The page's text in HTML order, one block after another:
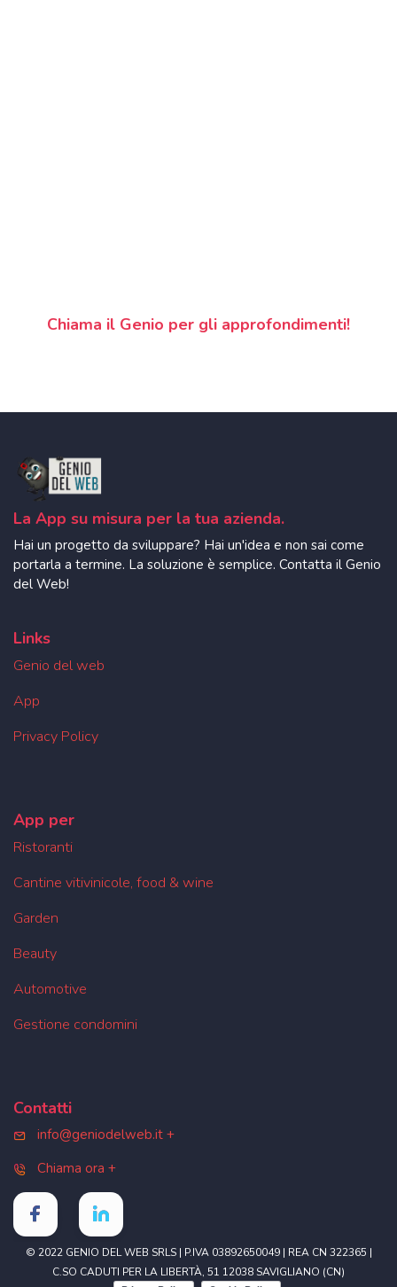
Chiama il Genio per gli approfondimenti!
La App su misura per la tua azienda.
Hai un progetto da sviluppare? Hai un'idea e non sai come
portarla a termine. La soluzione è semplice. Contatta il Genio
del Web!
Links
Genio del web
App
Privacy Policy
App per
Ristoranti
Cantine vitivinicole, food & wine
Garden
Beauty
Automotive
Gestione condomini
Contatti
info@geniodelweb.it
Chiama ora
© 2022 GENIO DEL WEB SRLS | P.IVA 03892650049 | REA CN 322365 |
C.SO CADUTI PER LA LIBERTÀ, 51 12038 SAVIGLIANO (CN)